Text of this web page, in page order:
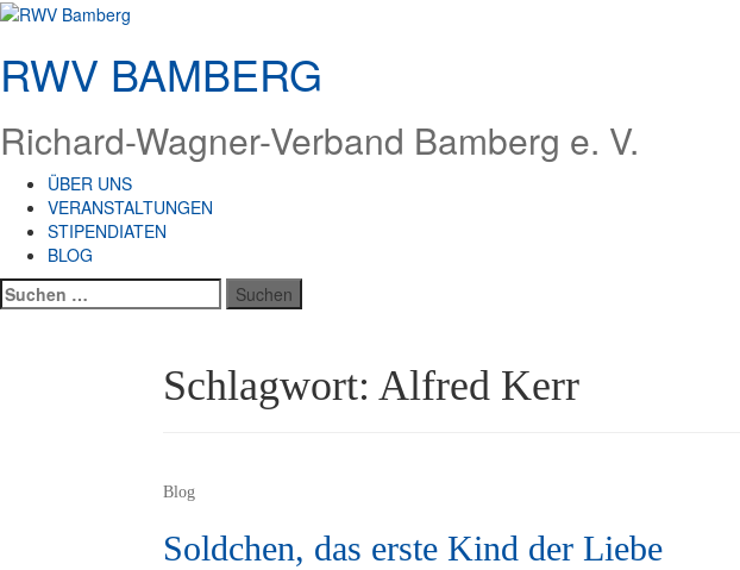
Zum
springen
RWV BAMBERG
Richard-Wagner-Verband Bamberg e. V.
ÜBER UNS
VERANSTALTUNGEN
STIPENDIATEN
BLOG
Suchen
nach:
Schlagwort: Alfred Kerr
Blog
Soldchen, das erste Kind der Liebe